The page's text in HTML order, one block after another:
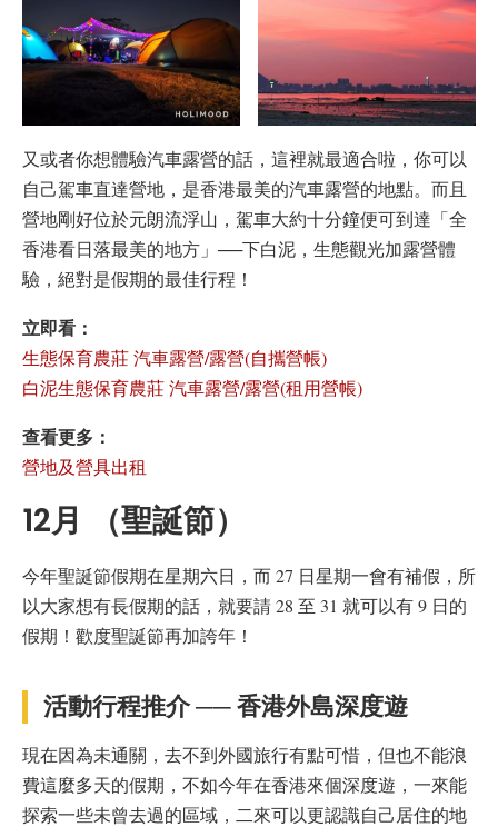
又或者你想體驗汽車露營的話，這裡就最適合啦，你可以
自己駕車直達營地，是香港最美的汽車露營的地點。而且
營地剛好位於元朗流浮山，駕車大約十分鐘便可到達「全
香港看日落最美的地方」──下白泥，生態觀光加露營體
驗，絕對是假期的最佳行程！
立即看：
生態保育農莊 汽車露營/露營(自攜營帳)
白泥生態保育農莊 汽車露營/露營(租用營帳)
查看更多：
營地及營具出租
12月 （聖誕節）
今年聖誕節假期在星期六日，而 27 日星期一會有補假，所
以大家想有長假期的話，就要請 28 至 31 就可以有 9 日的
假期！歡度聖誕節再加誇年！
活動行程推介 ── 香港外島深度遊
現在因為未通關，去不到外國旅行有點可惜，但也不能浪
費這麼多天的假期，不如今年在香港來個深度遊，一來能
探索一些未曾去過的區域，二來可以更認識自己居住的地